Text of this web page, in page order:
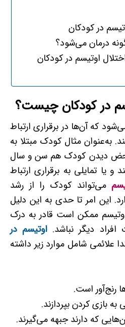
در کودکان
درمان می‌شود؟
اوتیسم در کودکان
در کودکان چیست؟
که آن‌ها در برقراری ارتباط
به‌عنوان مثال کودک مبتلا به
دیدن کودک هم سن و سال
تمایلی به برقراری ارتباط
می‌تواند کودک را از رشد
این امر تا حدی به این دلیل
ممکن است قادر به درک
دیگر نباشد. اوتیسم در
علائمی شامل موارد زیر داشته
رنج‌آور است.
به بازی کردن بپردازند.
که دارند جبهه می‌گیرند.